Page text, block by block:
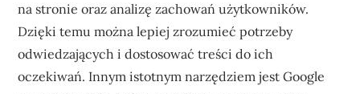
na stronie oraz analizę zachowań użytkowników.
Dzięki temu można lepiej zrozumieć potrzeby
odwiedzających i dostosować treści do ich
oczekiwań. Innym istotnym narzędziem jest Google